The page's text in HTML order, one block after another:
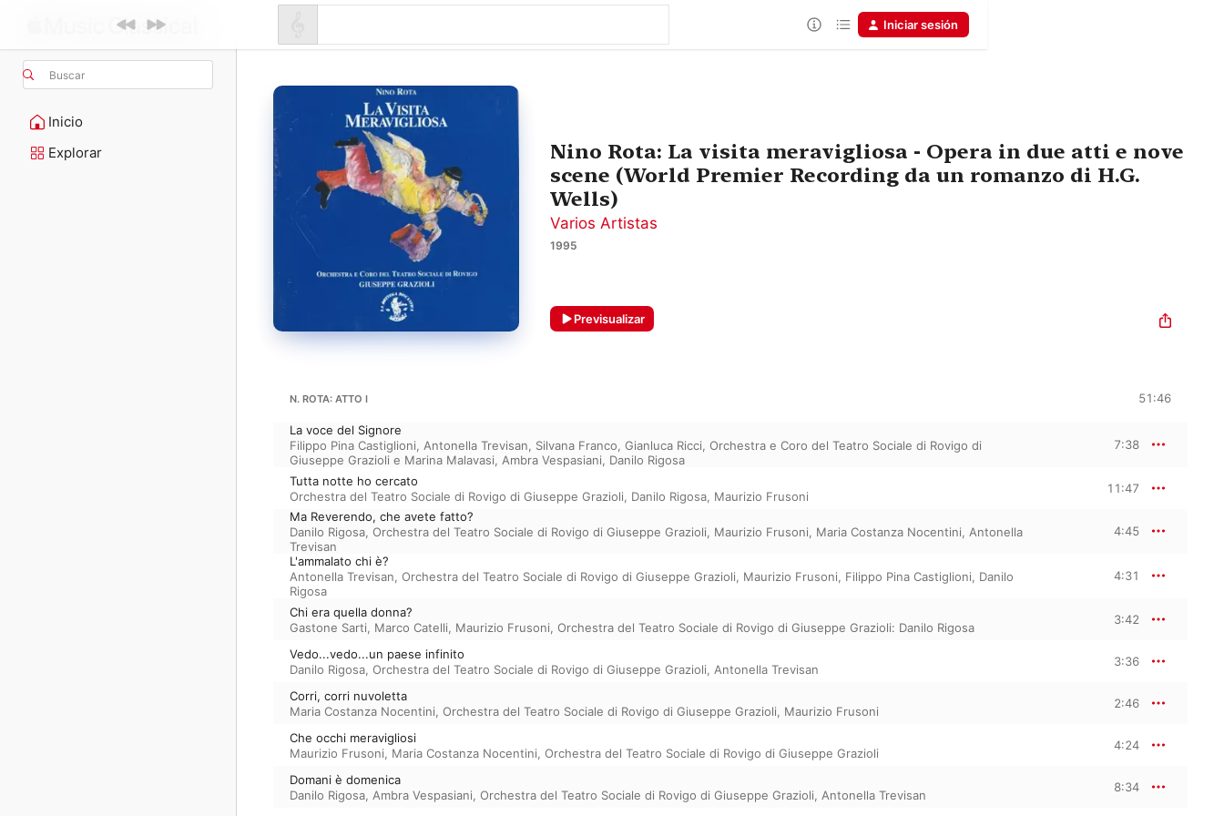
Buscar
Inicio
Explorar
Iniciar sesión
Nino Rota: La visita meravigliosa - Opera in due atti e nove
scene (World Premier Recording da un romanzo di H.G.
Wells)
Varios Artistas
1995
Previsualizar
N. ROTA: ATTO I 51:46
La voce del Signore
Filippo Pina Castiglioni, Antonella Trevisan, Silvana Franco, Gianluca Ricci, Orchestra e Coro del Teatro Sociale di Rovigo di
Giuseppe Grazioli e Marina Malavasi, Ambra Vespasiani, Danilo Rigosa
7:38
Tutta notte ho cercato
Orchestra del Teatro Sociale di Rovigo di Giuseppe Grazioli, Danilo Rigosa, Maurizio Frusoni
11:47
Ma Reverendo, che avete fatto?
Danilo Rigosa, Orchestra del Teatro Sociale di Rovigo di Giuseppe Grazioli, Maurizio Frusoni, Maria Costanza Nocentini, Antonella
Trevisan
4:45
L'ammalato chi è?
Antonella Trevisan, Orchestra del Teatro Sociale di Rovigo di Giuseppe Grazioli, Maurizio Frusoni, Filippo Pina Castiglioni, Danilo
Rigosa
4:31
Chi era quella donna?
Gastone Sarti, Marco Catelli, Maurizio Frusoni, Orchestra del Teatro Sociale di Rovigo di Giuseppe Grazioli: Danilo Rigosa
3:42
Vedo...vedo...un paese infinito
Danilo Rigosa, Orchestra del Teatro Sociale di Rovigo di Giuseppe Grazioli, Antonella Trevisan
3:36
Corri, corri nuvoletta
Maria Costanza Nocentini, Orchestra del Teatro Sociale di Rovigo di Giuseppe Grazioli, Maurizio Frusoni
2:46
Che occhi meravigliosi
Maurizio Frusoni, Maria Costanza Nocentini, Orchestra del Teatro Sociale di Rovigo di Giuseppe Grazioli
4:24
Domani è domenica
Danilo Rigosa, Ambra Vespasiani, Orchestra del Teatro Sociale di Rovigo di Giuseppe Grazioli, Antonella Trevisan
8:34